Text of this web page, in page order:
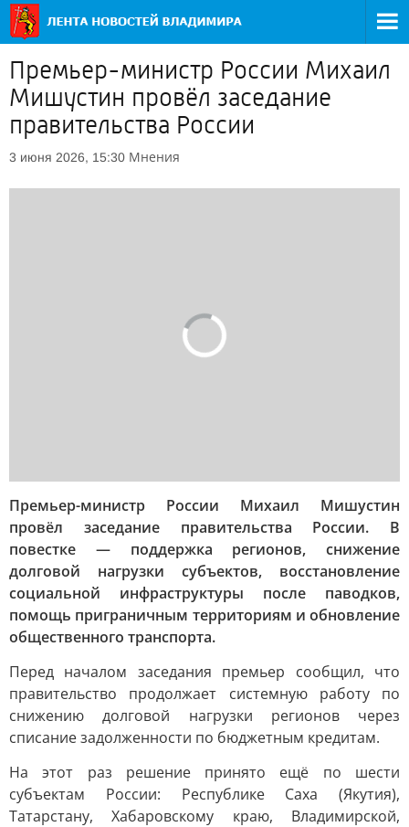
Премьер-министр России Михаил
Мишустин провёл заседание
правительства России
3 июня 2026, 15:30 Мнения
Премьер-министр России Михаил Мишустин
провёл заседание правительства России. В
повестке — поддержка регионов, снижение
долговой нагрузки субъектов, восстановление
социальной инфраструктуры после паводков,
помощь приграничным территориям и обновление
общественного транспорта.
Перед началом заседания премьер сообщил, что
правительство продолжает системную работу по
снижению долговой нагрузки регионов через
списание задолженности по бюджетным кредитам.
На этот раз решение принято ещё по шести
субъектам России: Республике Саха (Якутия),
Татарстану, Хабаровскому краю, Владимирской,